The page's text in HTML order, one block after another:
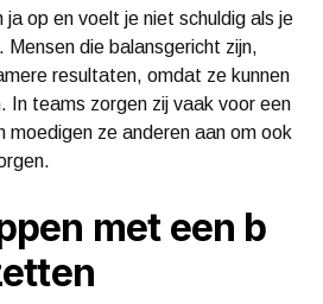
op en voelt je niet schuldig als je
die balansgericht zijn,
resultaten, omdat ze kunnen
In teams zorgen zij vaak voor een
moedigen ze anderen aan om ook
met een b